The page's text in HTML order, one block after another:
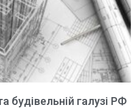
будівельній галузі РФ